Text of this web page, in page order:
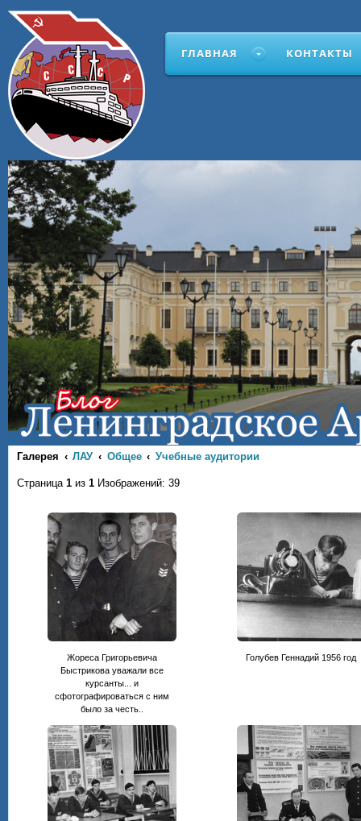
ГЛАВНАЯ КОНТАКТЫ
Галерея ЛАУ Общее Учебные аудитории
Страница 1 из 1 Изображений: 39
Жореса Григорьевича
Быстрикова уважали все
курсанты... и
сфотографироваться с ним
было за честь..
Голубев Геннадий 1956 год